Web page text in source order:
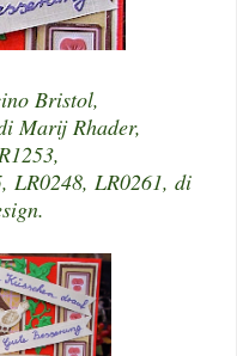
Bristol,
Marij Rhader,
LR0248, LR0261, di